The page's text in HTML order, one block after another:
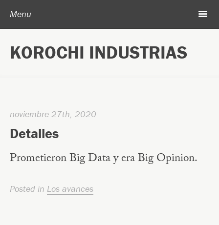
KOROCHI INDUSTRIAS
Menu m
Archivo
noviembre 27th, 2020
Detalles
Prometieron Big Data y era Big Opinion.
Posted in Los avances